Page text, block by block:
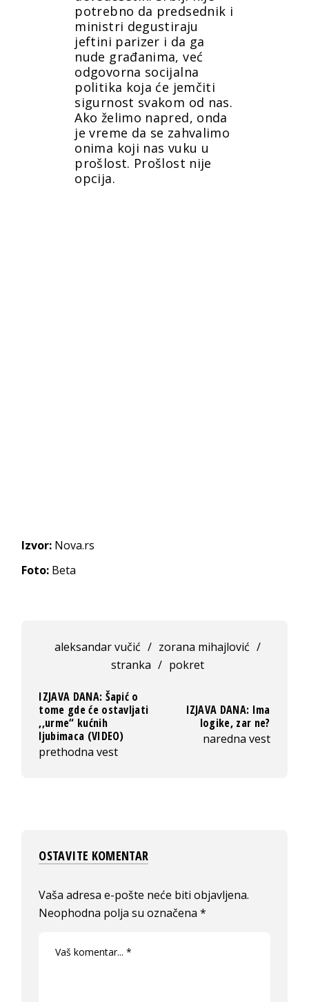
potrebno da predsednik i
ministri degustiraju
jeftini parizer i da ga
nude građanima, već
odgovorna socijalna
politika koja će jemčiti
sigurnost svakom od nas.
Ako želimo napred, onda
je vreme da se zahvalimo
onima koji nas vuku u
prošlost. Prošlost nije
opcija.
Izvor: Nova.rs
Foto: Beta
aleksandar vučić / zorana mihajlović /
stranka / pokret
IZJAVA DANA: Šapić o
tome gde će ostavljati
,,urme“ kućnih
ljubimaca (VIDEO)
prethodna vest
IZJAVA DANA: Ima
logike, zar ne?
naredna vest
OSTAVITE KOMENTAR
Vaša adresa e-pošte neće biti objavljena.
Neophodna polja su označena*